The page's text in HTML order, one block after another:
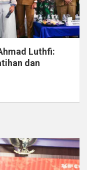
Luthfi:
dan